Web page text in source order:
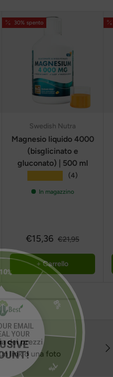
30% spento
Swedish Nutra
Magnesio liquido 4000
(bisglicinato e
gluconato) | 500 ml
(4)
In magazzino
€15,36 €21,95
+ Carrello
dei prezzi
link o una foto
7%
EMAIL
YOUR